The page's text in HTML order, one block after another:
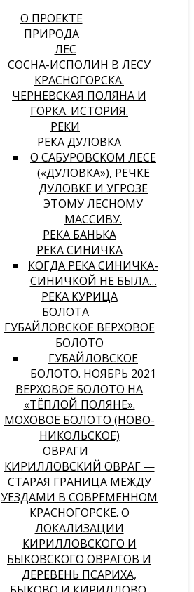
О ПРОЕКТЕ
ПРИРОДА
ЛЕС
СОСНА-ИСПОЛИН В ЛЕСУ
КРАСНОГОРСКА.
ЧЕРНЕВСКАЯ ПОЛЯНА И
ГОРКА. ИСТОРИЯ.
РЕКИ
РЕКА ДУЛОВКА
О САБУРОВСКОМ ЛЕСЕ
(«ДУЛОВКА»), РЕЧКЕ
ДУЛОВКЕ И УГРОЗЕ
ЭТОМУ ЛЕСНОМУ
МАССИВУ.
РЕКА БАНЬКА
РЕКА СИНИЧКА
КОГДА РЕКА СИНИЧКА-
СИНИЧКОЙ НЕ БЫЛА…
РЕКА КУРИЦА
БОЛОТА
ГУБАЙЛОВСКОЕ ВЕРХОВОЕ
БОЛОТО
ГУБАЙЛОВСКОЕ
БОЛОТО. НОЯБРЬ 2021
ВЕРХОВОЕ БОЛОТО НА
«ТЁПЛОЙ ПОЛЯНЕ».
МОХОВОЕ БОЛОТО (НОВО-
НИКОЛЬСКОЕ)
ОВРАГИ
КИРИЛЛОВСКИЙ ОВРАГ —
СТАРАЯ ГРАНИЦА МЕЖДУ
УЕЗДАМИ В СОВРЕМЕННОМ
КРАСНОГОРСКЕ. О
ЛОКАЛИЗАЦИИ
КИРИЛЛОВСКОГО И
БЫКОВСКОГО ОВРАГОВ И
ДЕРЕВЕНЬ ПСАРИХА,